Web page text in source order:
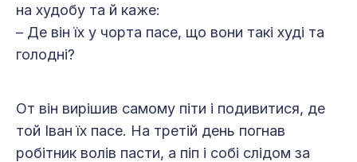
на худобу та й каже:
– Де він їх у чорта пасе, що вони такі худі та
голодні?
От він вирішив самому піти і подивитися, де
той Іван їх пасе. На третій день погнав
робітник волів пасти, а піп і собі слідом за